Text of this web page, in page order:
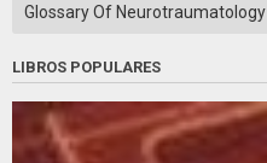
Glossary Of Neurotraumatology
LIBROS POPULARES